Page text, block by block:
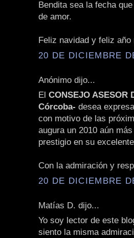
Bendita sea la fecha
de amor.
Feliz navidad y feliz año
20 DE DICIEMBRE
Anónimo dijo...
El CONSEJO ASESOR
Córcoba- desea
con motivo de las
augura un 2010 aún
prestigio en su
Con la admiración y
20 DE DICIEMBRE
Matías D. dijo...
Yo soy lector de este
siento la misma